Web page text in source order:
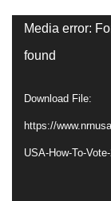
Video
Player
Media error:
found
Download File:
https://
USA-How-To-